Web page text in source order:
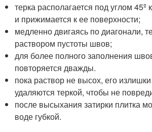
терка располагается под углом 45º
и прижимается к ее поверхности;
медленно двигаясь по диагонали,
раствором пустоты швов;
для более полного заполнения
повторяется дважды.
пока раствор не высох, его
удаляются теркой, чтобы не
после высыхания затирки плитка
воде губкой.